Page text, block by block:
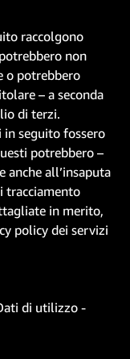
raccolgono
non
o potrebbero
– a seconda
di terzi.
seguito fossero
potrebbero –
anche all’insaputa
tracciamento
in merito,
policy dei servizi
di utilizzo -